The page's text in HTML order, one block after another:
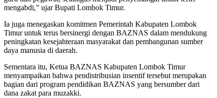
mengabdi,” ujar Bupati Lombok Timur.
Ia juga menegaskan komitmen Pemerintah Kabupaten Lombok
Timur untuk terus bersinergi dengan BAZNAS dalam mendukung
peningkatan kesejahteraan masyarakat dan pembangunan sumber
daya manusia di daerah.
Sementara itu, Ketua BAZNAS Kabupaten Lombok Timur
menyampaikan bahwa pendistribusian insentif tersebut merupakan
bagian dari program pendidikan BAZNAS yang bersumber dari
dana zakat para muzakki.